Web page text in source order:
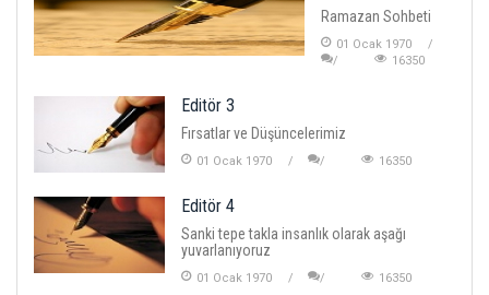
Ramazan Sohbeti
01 Ocak 1970
16350
Editör 3
Fırsatlar ve Düşüncelerimiz
01 Ocak 1970 16350
Editör 4
Sanki tepe takla insanlık olarak aşağı
yuvarlanıyoruz
01 Ocak 1970 16350